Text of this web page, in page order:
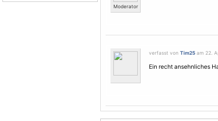
Moderator
verfasst von Tim25 am 22.
Ein recht ansehnliches